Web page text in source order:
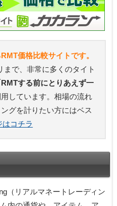
価格比較サイトです。
まで、非常に多くのタイト
RMTする前にとりあえず一
しています。相場の流れ
グを計りたい方にはベス
コチラ
（リアルマネートレーディン